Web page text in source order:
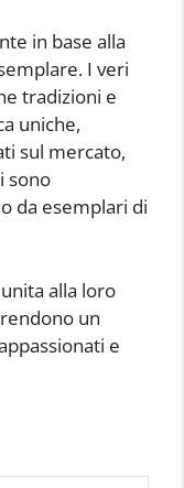
in base alla
I veri
tradizioni e
uniche,
sul mercato,
sono
da esemplari di
alla loro
un
e